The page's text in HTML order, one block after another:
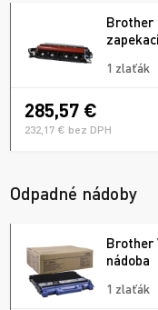
Brother
1 zlaťák
285,57 €
232,17 € bez DPH
Odpadné nádoby
Brother
nádoba
1 zlaťák